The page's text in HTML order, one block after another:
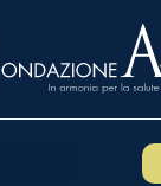
della
il